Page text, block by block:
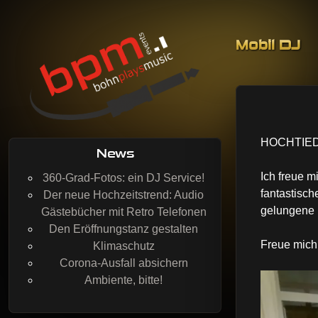
News
360-Grad-Fotos: ein DJ Service!
Der neue Hochzeitstrend: Audio
Gästebücher mit Retro Telefonen
Den Eröffnungstanz gestalten
Klimaschutz
Corona-Ausfall absichern
Ambiente, bitte!
Mobil DJ
Ich freue
gelungene
Freue